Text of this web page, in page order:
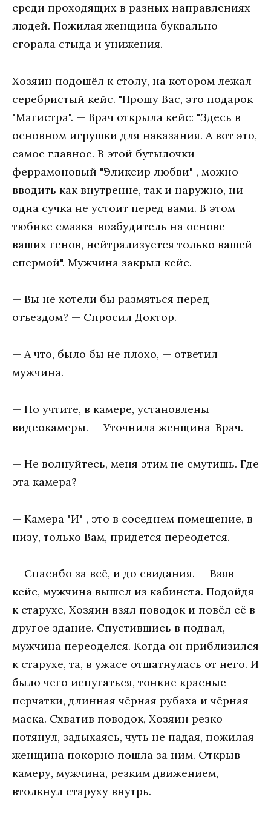
среди проходящих в разных направлениях
людей. Пожилая женщина буквально
сгорала стыда и унижения.
Хозяин подошёл к столу, на котором лежал
серебристый кейс. "Прошу Вас, это подарок
"Магистра". — Врач открыла кейс: "Здесь в
основном игрушки для наказания. А вот это,
самое главное. В этой бутылочки
феррамоновый "Эликсир любви" , можно
вводить как внутренне, так и наружно, ни
одна сучка не устоит перед вами. В этом
тюбике смазка-возбудитель на основе
ваших генов, нейтрализуется только вашей
спермой". Мужчина закрыл кейс.
— Вы не хотели бы размяться перед
отъездом? — Спросил Доктор.
— А что, было бы не плохо, — ответил
мужчина.
— Но учтите, в камере, установлены
видеокамеры. — Уточнила женщина-Врач.
— Не волнуйтесь, меня этим не смутишь. Где
эта камера?
— Камера "И" , это в соседнем помещение, в
низу, только Вам, придется переодется.
— Спасибо за всё, и до свидания. — Взяв
кейс, мужчина вышел из кабинета. Подойдя
к старухе, Хозяин взял поводок и повёл её в
другое здание. Спустившись в подвал,
мужчина переоделся. Когда он приблизился
к старухе, та, в ужасе отшатнулась от него. И
было чего испугаться, тонкие красные
перчатки, длинная чёрная рубаха и чёрная
маска. Схватив поводок, Хозяин резко
потянул, задыхаясь, чуть не падая, пожилая
женщина покорно пошла за ним. Открыв
камеру, мужчина, резким движением,
втолкнул старуху внутрь.